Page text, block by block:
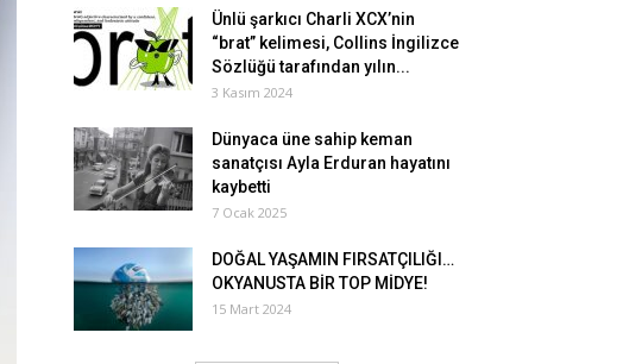
Ünlü şarkıcı Charli XCX’nin
“brat” kelimesi, Collins İngilizce
Sözlüğü tarafından yılın...
3 Kasım 2024
Dünyaca üne sahip keman
sanatçısı Ayla Erduran hayatını
kaybetti
7 Ocak 2025
DOĞAL YAŞAMIN FIRSATÇILIĞI…
OKYANUSTA BİR TOP MİDYE!
15 Mart 2024